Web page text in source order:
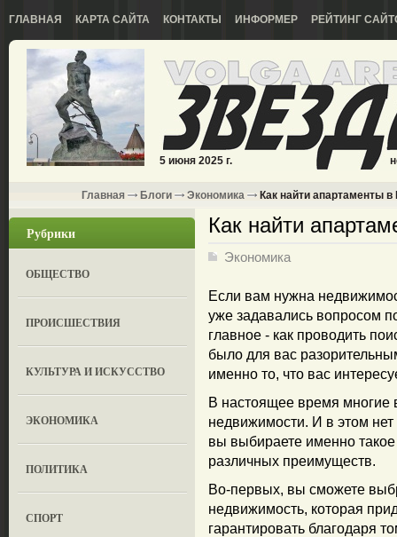
ГЛАВНАЯ КАРТА САЙТА КОНТАКТЫ ИНФОРМЕР РЕЙТИНГ
5 июня 2025 г.
Главная Блоги Экономика Как найти апартаменты в
Рубрики
ОБЩЕСТВО
ПРОИСШЕСТВИЯ
КУЛЬТУРА И ИСКУССТВО
ЭКОНОМИКА
ПОЛИТИКА
СПОРТ
Как найти
Экономика
Если вам нужна
уже задавались вопросом
главное - как проводить
было для вас
именно то, что вас
В настоящее время многие
недвижимости. И в этом нет
вы выбираете именно такое
различных преимуществ.
Во-первых, вы сможете
недвижимость, которая
гарантировать благодаря